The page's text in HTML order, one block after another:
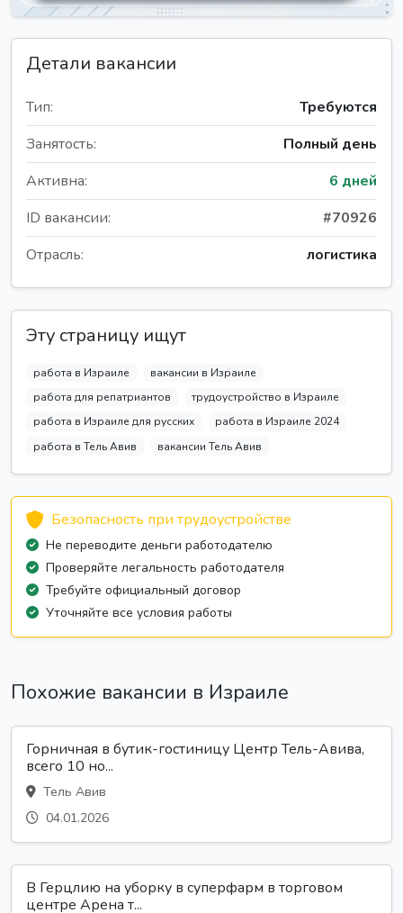
Детали вакансии
Тип:
Требуются
Занятость:
Полный день
Активна:
6 дней
ID вакансии:
#70926
Отрасль:
логистика
Эту страницу ищут
работа в Израиле
вакансии в Израиле
работа для репатриантов
трудоустройство в Израиле
работа в Израиле для русских
работа в Израиле 2024
работа в Тель Авив
вакансии Тель Авив
Безопасность при трудоустройстве
Не переводите деньги работодателю
Проверяйте легальность работодателя
Требуйте официальный договор
Уточняйте все условия работы
Похожие вакансии в Израиле
Горничная в бутик-гостиницу Центр Тель-Авива,
всего 10 но...
Тель Авив
04.01.2026
В Герцлию на уборку в суперфарм в торговом
центре Арена т...